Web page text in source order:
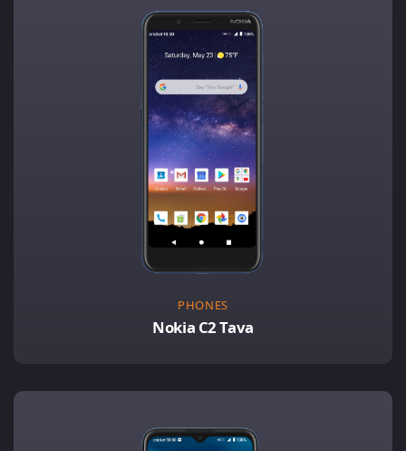
PHONES
Nokia C2 Tava